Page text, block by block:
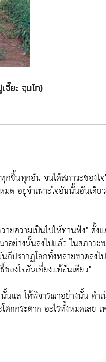
จี๊ยะ จุนโท)
ชิ้นทุกอัน จนได้สภาวะของใ
ด อยู่จำเพาะใจอันนั้นอันเดีย
วายความเป็นไปให้ท่านฟัง"ตั้ง
ย่างนั้นลงไปแล้ว ในสภาวะข
ก็ปรากฏโลกทั้งหลายขาดลงไ
องใจอันเที่ยงแท้อันเดียว"
นั้นแล ให้พิจารณาอย่างนั้น ดำ
ตกกระตาก อะไรทั้งหมดเลย